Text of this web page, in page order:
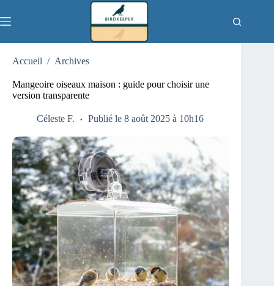
au
contenu
Accueil / Archives
Mangeoire oiseaux maison : guide pour choisir une
version transparente
Céleste F. Publié le 8 août 2025 à 10h16